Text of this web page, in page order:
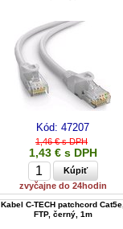
Kód: 47207
1,46 € s DPH
1,43 € s DPH
zvyčajne do 24hodin
Kabel C-TECH patchcord Cat5e,
FTP, černý, 1m